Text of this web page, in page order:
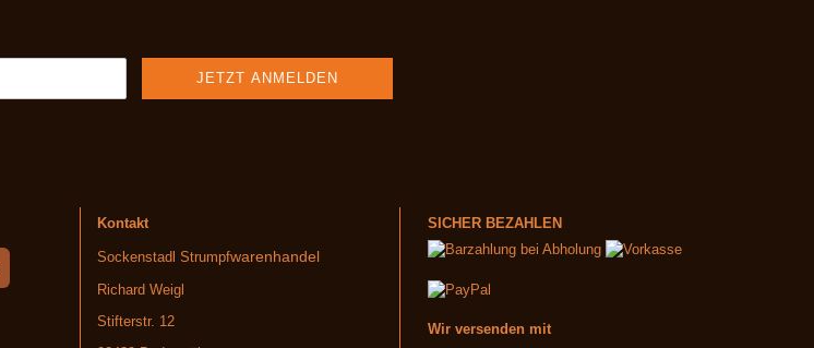
Kontakt
Sockenstadl Strumpfwarenhandel
Richard Weigl
Stifterstr. 12
SICHER BEZAHLEN
Wir versenden mit